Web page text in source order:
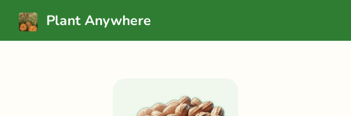
Plant Anywhere